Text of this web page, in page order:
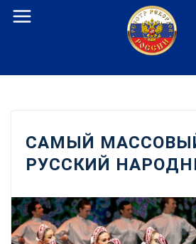
Перейти
САМЫЙ
РУССКИЙ